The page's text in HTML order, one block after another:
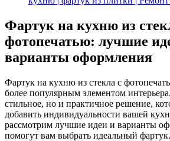
Фартук на кухню из
фотопечатью: лучшие
варианты оформления
Фартук на кухню из стекла с
более популярным элементом
стильное, но и практичное решение,
добавить индивидуальности вашей
рассмотрим лучшие идеи и варианты
помогут вам выбрать идеальный фартук.